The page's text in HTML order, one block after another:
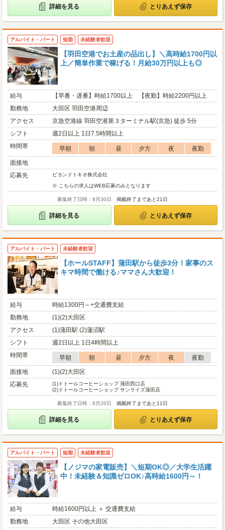
詳細を見る とりあえず保存
アルバイト・パート 短期 未経験者歓迎
【羽田空港でお土産の品出し】＼高時給1700円以
上／簡単作業で稼げる！月給30万円以上も◎
給与
【早番・遅番】時給1700以上 【夜勤】時給2200円以上
勤務地
大田区 羽田空港周辺
アクセス
京急空港線 羽田空港第３ターミナル駅(京急) 徒歩 5分
シフト
週2日以上 1日7.5時間以上
時間帯
早朝 朝 昼 夕方 夜
夜勤
面接地
応募先
ビヨンドトキオ株式会社
※ こちらの求人はWEB応募のみとなります
募集終了日時：8月30日 掲載終了まであと21日
詳細を見る とりあえず保存
アルバイト・パート 未経験者歓迎
【ホールSTAFF】蒲田駅から徒歩3分！家事のス
キマ時間で働ける♪ママさん大歓迎！
給与
時給1300円～+交通費支給
勤務地
(1)(2)大田区
アクセス
(1)蒲田駅 (2)蓮沼駅
シフト
週2日以上 1日4時間以上
時間帯
早朝 朝 昼 夕方 夜
夜勤
面接地
(1)(2)大田区
応募先
(1) ドトールコーヒーショップ 蒲田西口店
(2) ドトールコーヒーショップ サンライズ蒲田店
募集終了日時：8月20日 掲載終了まであと11日
詳細を見る とりあえず保存
アルバイト・パート 短期 未経験者歓迎
【ノジマの家電販売】＼短期OK◎／大学生活躍
中！未経験＆知識ゼロOK♪高時給1600円～！
給与
時給1600円以上 ＋ 交通費支給
勤務地
大田区 その他大田区